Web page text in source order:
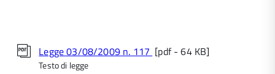
Legge 03/08/2009 n. 117 [pdf - 64 KB]
Testo di legge